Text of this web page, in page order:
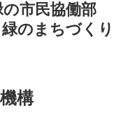
市民協働部
のまちづくり
構